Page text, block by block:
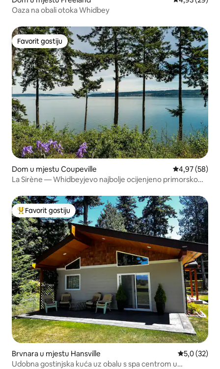
Oaza na obali otoka Whidbey
Favorit gostiju
Favorit gostiju
Dom u mjestu Coupeville Prosječna
4,97 (58)
La Sirène — Whidbeyjevo najbolje ocijenjeno primorsko
Glavni favorit gostiju
Favorit gostiju
Brvnara u mjestu Hansville Prosječna
5,0 (32)
Udobna gostinjska kuća uz obalu s spa centrom u